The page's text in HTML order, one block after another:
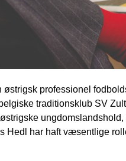
østrigsk professionel
traditionsklub SV
Hedl har haft væsentlige